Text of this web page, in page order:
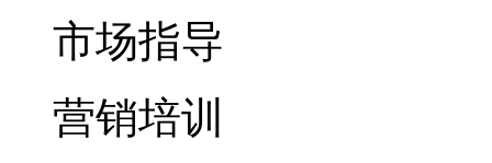
市场指导
营销培训